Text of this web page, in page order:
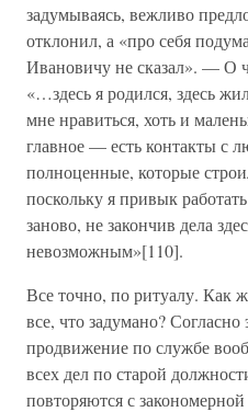
задумываясь, вежливо
отклонил, а «про себя
Ивановичу не сказал». — О
«…здесь я родился, здесь
мне нравиться, хоть и
главное — есть контакты с
полноценные, которые
поскольку я привык
заново, не закончив дела
невозможным»[110].
Все точно, по ритуалу. Как
все, что задумано?
продвижение по службе
всех дел по старой
повторяются с